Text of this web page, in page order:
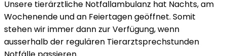
Unsere tierärztliche Notfallambulanz hat Nachts, am
Wochenende und an Feiertagen geöffnet. Somit
stehen wir immer dann zur Verfügung, wenn
ausserhalb der regulären Tierarztsprechstunden